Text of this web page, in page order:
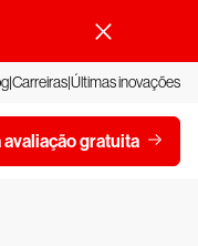
CarreirasÚltimas inovações
avaliação gratuita